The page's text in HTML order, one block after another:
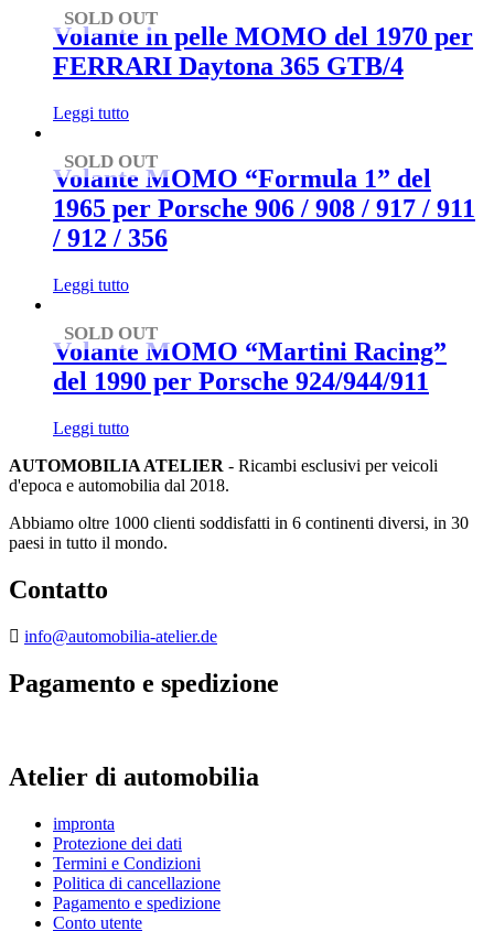
SOLD OUT
Volante in pelle MOMO del 1970 per
FERRARI Daytona 365 GTB/4
Leggi tutto
SOLD OUT
Volante MOMO “Formula 1” del
1965 per Porsche 906 / 908 / 917 / 911
/ 912 / 356
Leggi tutto
SOLD OUT
Volante MOMO “Martini Racing”
del 1990 per Porsche 924/944/911
Leggi tutto
AUTOMOBILIA ATELIER - Ricambi esclusivi per veicoli
d'epoca e automobilia dal 2018.
Abbiamo oltre 1000 clienti soddisfatti in 6 continenti diversi, in 30
paesi in tutto il mondo.
Contatto
info@automobilia-atelier.de
Pagamento e spedizione
Atelier di automobilia
impronta
Protezione dei dati
Termini e Condizioni
Politica di cancellazione
Pagamento e spedizione
Conto utente